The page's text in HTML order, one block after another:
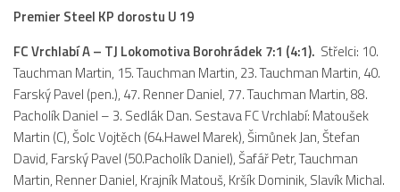
Realizační tým
Mladší přípravka
Zápasy
Realizační tým
Fotbalová školka
Kontakty
Premier Steel KP dorostu U 19
FC Vrchlabí A – TJ Lokomotiva Borohrádek 7:1 (4:1). Střelci: 10.
Tauchman Martin, 15. Tauchman Martin, 23. Tauchman Martin, 40.
Farský Pavel (pen.), 47. Renner Daniel, 77. Tauchman Martin, 88.
Pacholík Daniel – 3. Sedlák Dan. Sestava FC Vrchlabí: Matoušek
Martin (C), Šolc Vojtěch (64.Hawel Marek), Šimůnek Jan, Štefan
David, Farský Pavel (50.Pacholík Daniel), Šafář Petr, Tauchman
Martin, Renner Daniel, Krajník Matouš, Kršík Dominik, Slavík Michal.